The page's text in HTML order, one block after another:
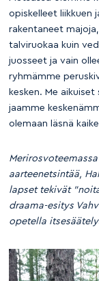
opiskelleet liikkuen
rakentaneet
talviruokaa kuin
juosseet ja vain
ryhmämme
kesken. Me
jaamme
olemaan läsnä
aarteenetsintää,
lapset tekivät
draama-esitys
opetella